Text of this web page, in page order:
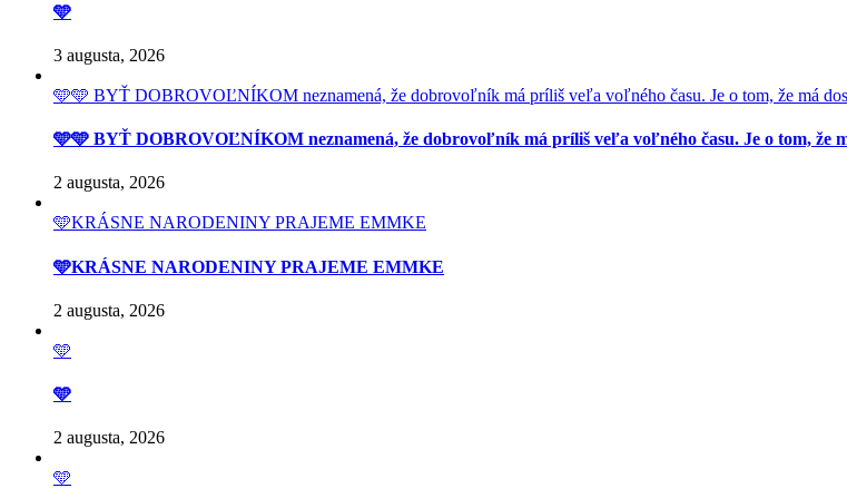
🩵
3 augusta, 2026
🩵🩵 BYŤ DOBROVOĽNÍKOM neznamená, že dobrovoľník má príliš veľa voľného času. Je o tom, že má
🩵🩵 BYŤ DOBROVOĽNÍKOM neznamená, že dobrovoľník má príliš veľa voľného času. Je o tom, že
2 augusta, 2026
🩵KRÁSNE NARODENINY PRAJEME EMMKE
🩵KRÁSNE NARODENINY PRAJEME EMMKE
2 augusta, 2026
🩵
🩵
2 augusta, 2026
🩵